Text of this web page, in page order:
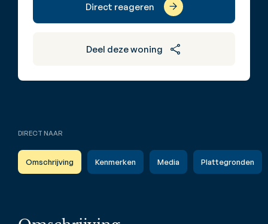
Direct reageren
Deel deze woning
DIRECT NAAR
Omschrijving Kenmerken Media Plattegronden